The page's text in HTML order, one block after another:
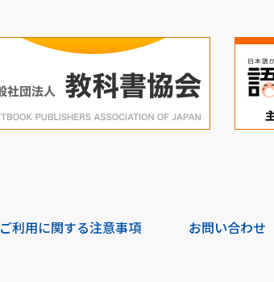
ご利用に関する注意事項 お問い合わせ